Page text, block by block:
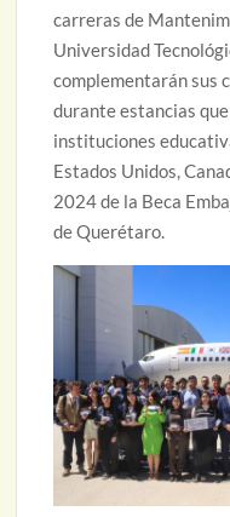
carreras de
Universidad
complementarán sus
durante estancias
instituciones
Estados Unidos,
2024 de la Beca
de Querétaro.